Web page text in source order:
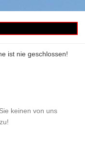
ist nie geschlossen!
keinen von uns